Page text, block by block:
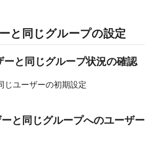
と同じグループの設定
と同じグループ状況の確認
じユーザーの初期設定
と同じグループへのユーザー